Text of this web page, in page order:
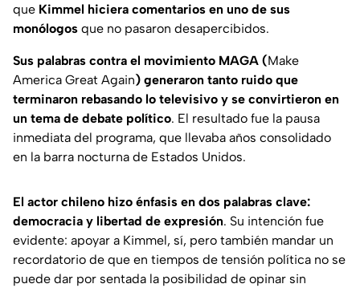
que Kimmel hiciera comentarios en uno de sus
monólogos que no pasaron desapercibidos.
Sus palabras contra el movimiento MAGA (Make
America Great Again) generaron tanto ruido que
terminaron rebasando lo televisivo y se convirtieron en
un tema de debate político. El resultado fue la pausa
inmediata del programa, que llevaba años consolidado
en la barra nocturna de Estados Unidos.
El actor chileno hizo énfasis en dos palabras clave:
democracia y libertad de expresión. Su intención fue
evidente: apoyar a Kimmel, sí, pero también mandar un
recordatorio de que en tiempos de tensión política no se
puede dar por sentada la posibilidad de opinar sin